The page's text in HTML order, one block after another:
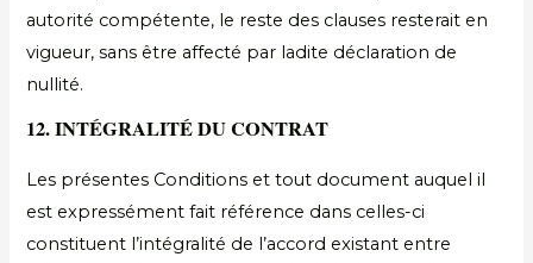
autorité compétente, le reste des clauses resterait en
vigueur, sans être affecté par ladite déclaration de
nullité.
12. INTÉGRALITÉ DU CONTRAT
Les présentes Conditions et tout document auquel il
est expressément fait référence dans celles-ci
constituent l’intégralité de l’accord existant entre